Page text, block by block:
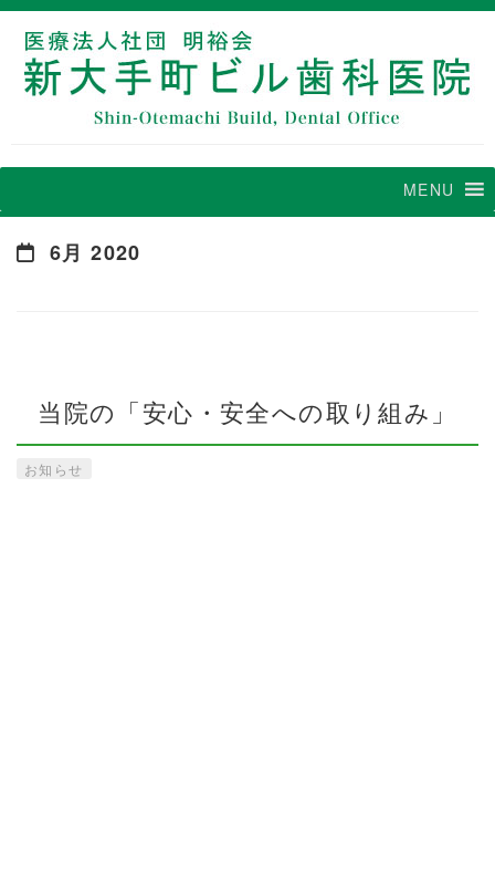
MENU
6月 2020
当院の「安心・安全への取り組み」
お知らせ